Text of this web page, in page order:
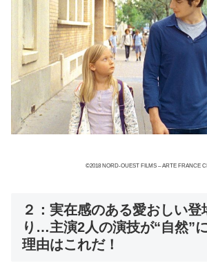
©2018 NORD-OUEST FILMS – ARTE FRANCE
２：実在感のある愛おしい登
り…主演2人の演技が“自然”
理由はこれだ！